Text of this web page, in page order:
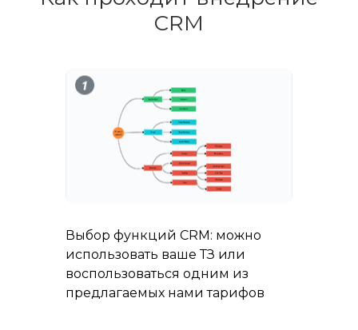
CRM
Выбор функций CRM: можно
использовать ваше ТЗ или
воспользоваться одним из
предлагаемых нами тарифов